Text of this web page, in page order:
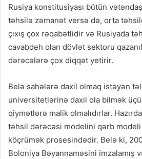
Rusiya konstitusiyası bütün
təhsilə zəmanət versə də, orta
çıxış çox rəqabətlidir və Rusiyada
cavabdeh olan dövlət sektoru
dərəcələrə çox diqqət yetirir.
Belə sahələrə daxil olmaq istəyən
universitetlərinə daxil ola bilmək
qiymətlərə malik olmalıdırlar.
təhsil dərəcəsi modelini qərb
köçrümək prosesindədir. Belə ki,
Boloniya Bəyannaməsini imzalamış